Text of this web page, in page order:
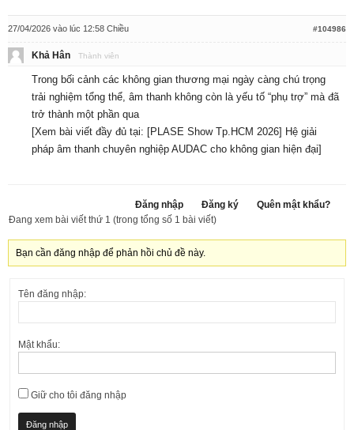
27/04/2026 vào lúc 12:58 Chiều #104986
Khả Hân Thành viên
Trong bối cảnh các không gian thương mại ngày càng chú trọng
trải nghiệm tổng thể, âm thanh không còn là yếu tố “phụ trợ” mà đã
trở thành một phần qua
[Xem bài viết đầy đủ tại: [PLASE Show Tp.HCM 2026] Hệ giải
pháp âm thanh chuyên nghiệp AUDAC cho không gian hiện đại]
Đăng nhập Đăng ký
Quên mật khẩu?
Đang xem bài viết thứ 1 (trong tổng số 1 bài viết)
Bạn cần đăng nhập để phản hồi chủ đề này.
Tên đăng nhập:
Mật khẩu:
Giữ cho tôi đăng nhập
Đăng nhập